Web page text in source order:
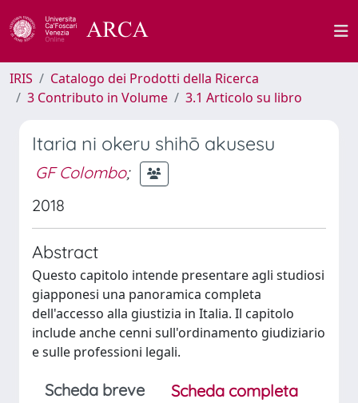
IRIS
Catalogo dei Prodotti della Ricerca
3 Contributo in Volume
3.1 Articolo su libro
Itaria ni okeru shihō akusesu
GF Colombo;
2018
Abstract
Questo capitolo intende presentare agli studiosi
giapponesi una panoramica completa
dell'accesso alla giustizia in Italia. Il capitolo
include anche cenni sull'ordinamento giudiziario
e sulle professioni legali.
Scheda breve
Scheda completa